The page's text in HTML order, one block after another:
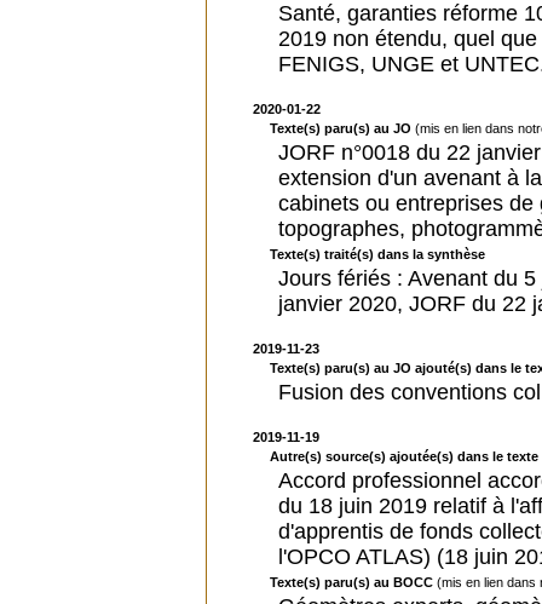
Santé, garanties réforme
2019 non étendu, quel
FENIGS, UNGE et
2020-01-22
Texte(s) paru(s) au JO (mis en lien dans
JORF n°0018 du 22
extension d'un avenant à
cabinets ou entreprises
topographes,
Texte(s) traité(s) dans la synthèse
Jours fériés : Avenant du
janvier 2020, JORF du 22
2019-11-23
Texte(s) paru(s) au JO ajouté(s) dans le
Fusion des conventions
2019-11-19
Autre(s) source(s) ajoutée(s) dans le
Accord professionnel
du 18 juin 2019 relatif à
d'apprentis de fonds
l'OPCO ATLAS) (18 juin
Texte(s) paru(s) au BOCC (mis en lien dans